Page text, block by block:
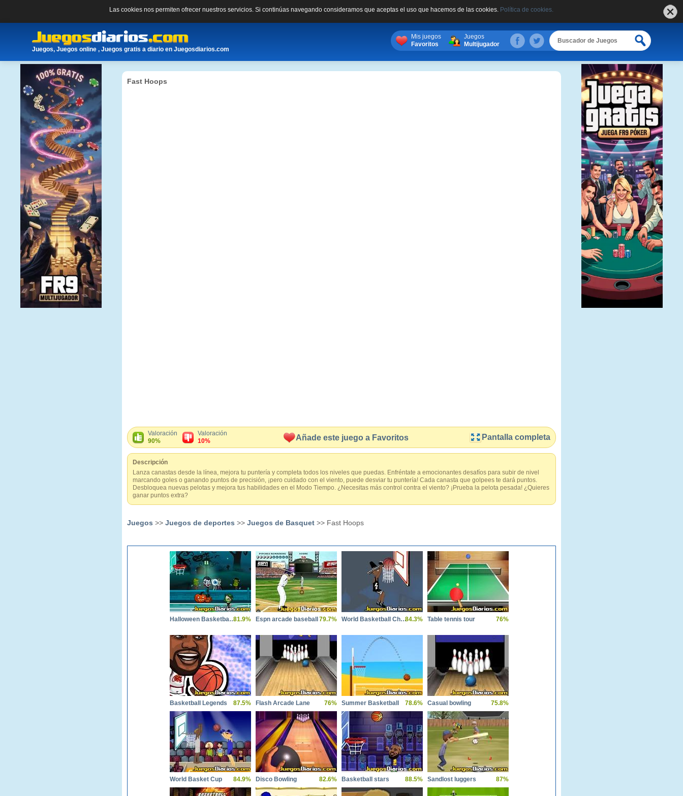
Las cookies nos permiten ofrecer nuestros servicios. Si continúas navegando consideramos que aceptas el uso que hacemos de las cookies. Política de cookies.
Juegos, Juegos online , Juegos gratis a diario en Juegosdiarios.com
Mis juegos
Favoritos
Juegos
Multijugador
Fast Hoops
Valoración
90%
Valoración
10%
Añade este juego a Favoritos Pantalla completa
Descripción
Lanza canastas desde la línea, mejora tu puntería y completa todos los niveles que puedas. Enfréntate a emocionantes desafíos para subir de nivel
marcando goles o ganando puntos de precisión, ¡pero cuidado con el viento, puede desviar tu puntería! Cada canasta que golpees te dará puntos.
Desbloquea nuevas pelotas y mejora tus habilidades en el Modo Tiempo. ¿Necesitas más control contra el viento? ¡Prueba la pelota pesada! ¿Quieres
ganar puntos extra?
Juegos >> Juegos de deportes >> Juegos de Basquet >> Fast Hoops
Halloween Basketball Legends81.9% Espn arcade baseball 79.7% World Basketball Challenge84.3% Table tennis tour 76%
Basketball Legends 87.5% Flash Arcade Lane 76% Summer Basketball 78.6% Casual bowling 75.8%
World Basket Cup 84.9% Disco Bowling 82.6% Basketball stars 88.5% Sandlost luggers 87%